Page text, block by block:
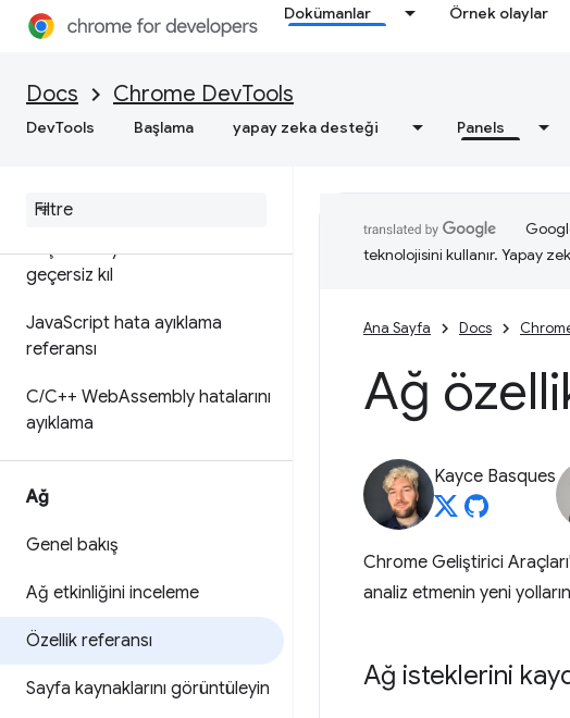
Dokümanlar Örnek olaylar
Docs Chrome DevTools
DevTools Başlama yapay zeka desteği Panels
Değişiklikleri kaynak dosyalara
başlıklarını yerel olarak
geçersiz kıl
JavaScript hata ayıklama
referansı
C/C++ WebAssembly hatalarını
ayıklama
Ağ
Genel bakış
Ağ etkinliğini inceleme
Özellik referansı
Sayfa kaynaklarını görüntüleyin
teknolojisini kullanır. Yapay
Ana Sayfa Docs
Ağ
Kayce Basques
Chrome Geliştirici
analiz etmenin yeni
Ağ isteklerini